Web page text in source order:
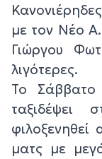
με τον Νέο
Γιώργου
λιγότερες.
Το
ματς με